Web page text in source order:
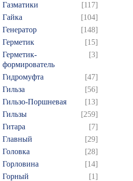
Газматики
[117]
Гайка
[104]
Генератор
[148]
Герметик
[15]
Герметик-
формирователь
[3]
Гидромуфта
[47]
Гильза
[56]
Гильзо-Поршневая
[13]
Гильзы
[259]
Гитара
[7]
Главный
[29]
Головка
[28]
Горловина
[14]
Горный
[1]